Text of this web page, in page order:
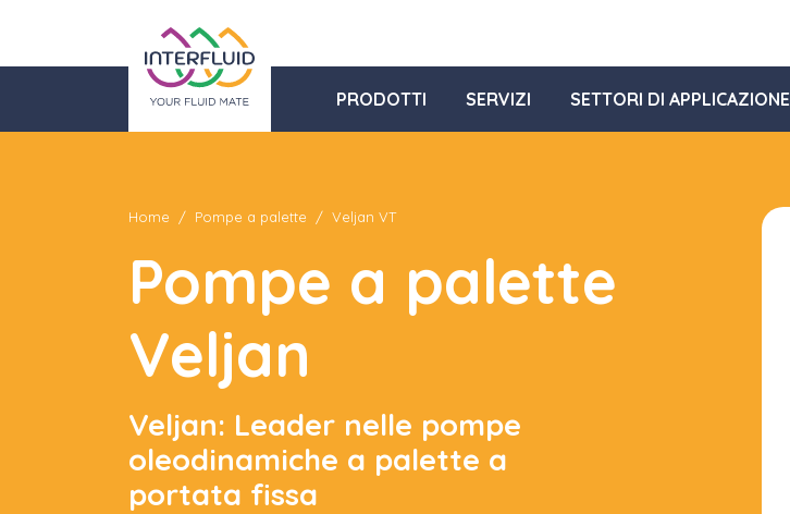
PRODOTTI SERVIZI SETTORI DI APPLICAZIONE
Home Pompe a palette Veljan VT
Pompe a palette
Veljan
Veljan: Leader nelle pompe
oleodinamiche a palette a
portata fissa